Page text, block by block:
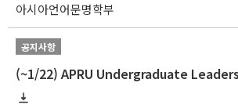
아시아언어문명학부
공지사항